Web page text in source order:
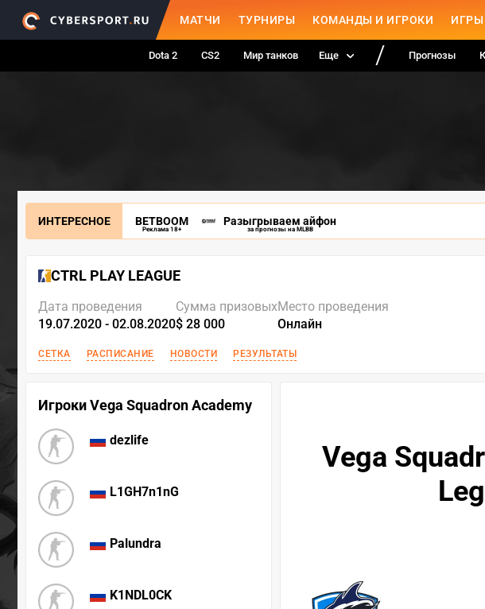
МАТЧИ ТУРНИРЫ КОМАНДЫ И ИГРОКИ ИГРЫ
Dota 2 CS2 Мир танков Еще Прогнозы
ИНТЕРЕСНОЕ BETBOOM
Реклама 18+
Разыгрываем айфон
за прогнозы на MLBB
CTRL PLAY LEAGUE
Дата проведения
19.07.2020 - 02.08.2020
Сумма призовых
$ 28 000
Место проведения
Онлайн
СЕТКА РАСПИСАНИЕ НОВОСТИ РЕЗУЛЬТАТЫ
Игроки Vega Squadron Academy
dezlife
L1GH7n1nG
Palundra
K1NDL0CK
Vega